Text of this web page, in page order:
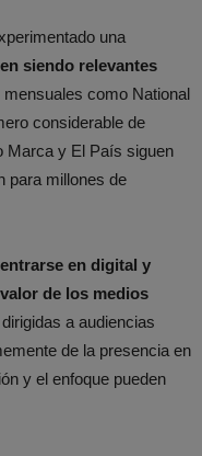
una
siendo relevantes
como National
considerable de
Marca y El País siguen
para millones de
en digital y
de los medios
a audiencias
de la presencia en
y el enfoque pueden